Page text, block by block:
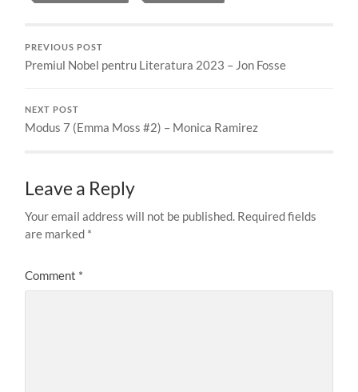
PREVIOUS POST
Premiul Nobel pentru Literatura 2023 – Jon Fosse
NEXT POST
Modus 7 (Emma Moss #2) – Monica Ramirez
Leave a Reply
Your email address will not be published. Required fields
are marked *
Comment *